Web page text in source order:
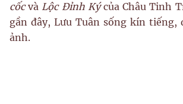
cốcvà Lộc Đỉnh Kýcủa Châu Tinh
gần đây, Lưu Tuân sống kín tiếng,
ảnh.